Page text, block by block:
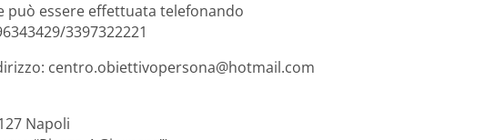
può essere effettuata telefonando
3397322221
centro.obiettivopersona@hotmail.com
Napoli